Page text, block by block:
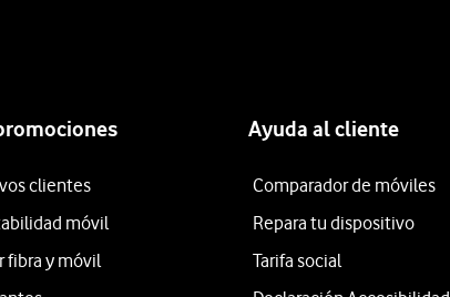
clientes
móvil
fibra y móvil
Ayuda al cliente
Comparador de móviles
Repara tu dispositivo
Tarifa social